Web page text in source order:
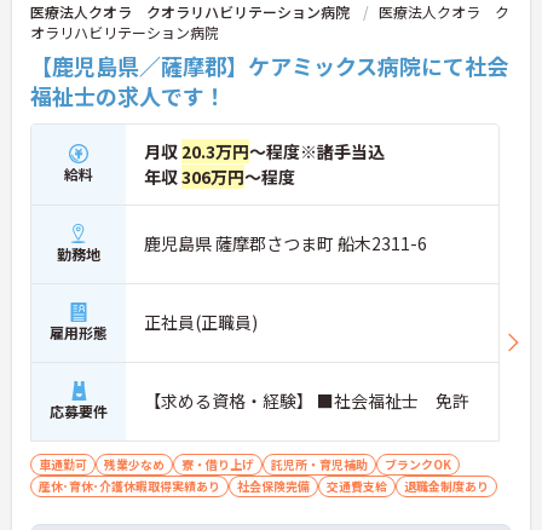
医療法人クオラ クオラリハビリテーション病院
医療法人クオラ ク
オラリハビリテーション病院
【鹿児島県／薩摩郡】ケアミックス病院にて社会
福祉士の求人です！
給料
月収 20.3万円～程度※諸手当込
年収306万円～程度
勤務地 鹿児島県 薩摩郡さつま町 船木2311-6
雇用形態 正社員(正職員)
応募要件 【求める資格・経験】 ■社会福祉士 免許
車通勤可 残業少なめ 寮・借り上げ 託児所・育児補助
ブランクOK
産休･育休･介護休暇取得実績あり
社会保険完備 交通費支給 退職金制度あり